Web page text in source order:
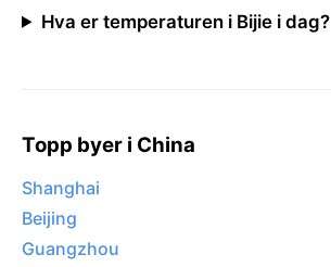
Hva er temperaturen i Bijie i dag?
Topp byer i China
Shanghai
Beijing
Guangzhou